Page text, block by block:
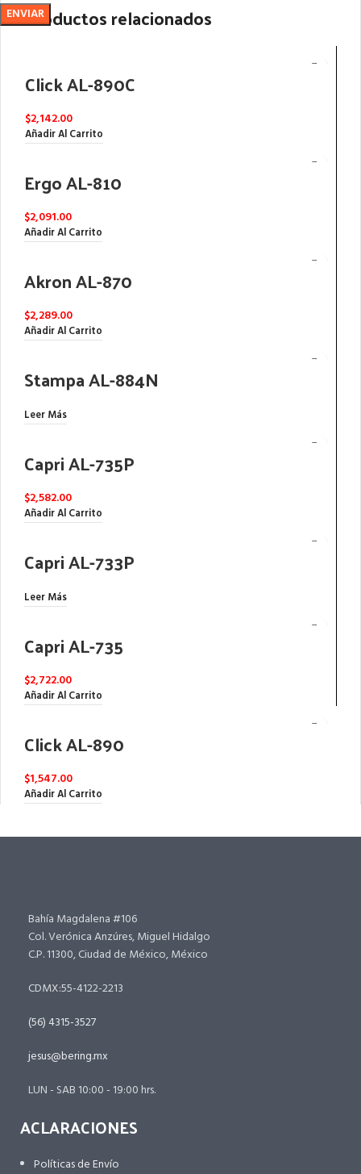
Productos relacionados
Click AL-890C
$2,142.00
Añadir Al Carrito
Ergo AL-810
$2,091.00
Añadir Al Carrito
Akron AL-870
$2,289.00
Añadir Al Carrito
Stampa AL-884N
Leer Más
Capri AL-735P
$2,582.00
Añadir Al Carrito
Capri AL-733P
Leer Más
Capri AL-735
$2,722.00
Añadir Al Carrito
Click AL-890
$1,547.00
Añadir Al Carrito
Bahía Magdalena #106
Col. Verónica Anzúres, Miguel Hidalgo
C.P. 11300, Ciudad de México, México
CDMX:55-4122-2213
(56) 4315-3527
jesus@bering.mx
LUN - SAB 10:00 - 19:00 hrs.
ACLARACIONES
Políticas de Envío